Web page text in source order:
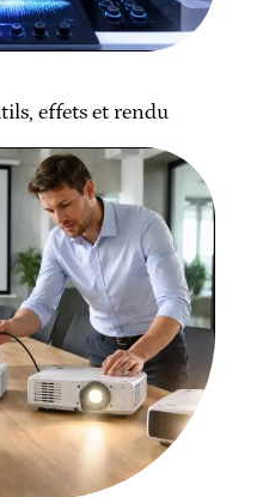
effets et rendu